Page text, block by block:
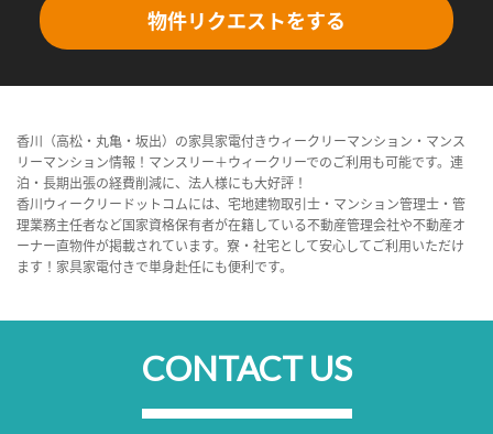
物件リクエストをする
香川（高松・丸亀・坂出）の家具家電付きウィークリーマンション・マンス
リーマンション情報！マンスリー＋ウィークリーでのご利用も可能です。連
泊・長期出張の経費削減に、法人様にも大好評！
香川ウィークリードットコムには、宅地建物取引士・マンション管理士・管
理業務主任者など国家資格保有者が在籍している不動産管理会社や不動産オ
ーナー直物件が掲載されています。寮・社宅として安心してご利用いただけ
ます！家具家電付きで単身赴任にも便利です。
CONTACT US